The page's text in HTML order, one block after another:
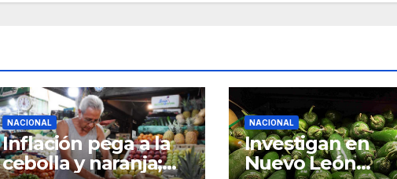
NACIONAL
Inflación pega a la
cebolla y naranja;
NACIONAL
Investigan en
Nuevo León